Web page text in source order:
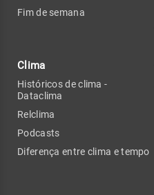
Fim de semana
Clima
Históricos de clima -
Dataclima
Relclima
Podcasts
Diferença entre clima e tempo